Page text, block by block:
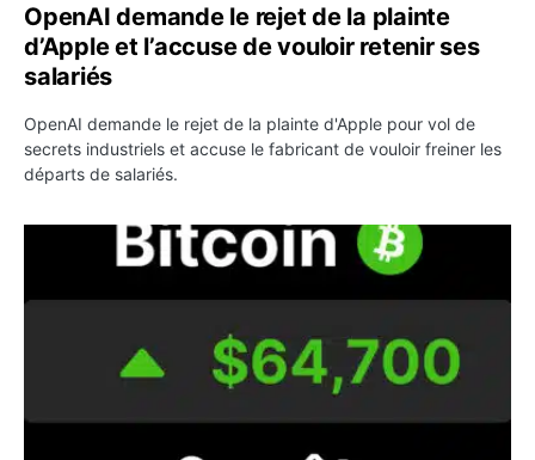
OpenAI demande le rejet de la plainte
d’Apple et l’accuse de vouloir retenir ses
salariés
OpenAI demande le rejet de la plainte d'Apple pour vol de
secrets industriels et accuse le fabricant de vouloir freiner les
départs de salariés.
Bitcoin grimpe au-dessus de 64 000 dollars avant